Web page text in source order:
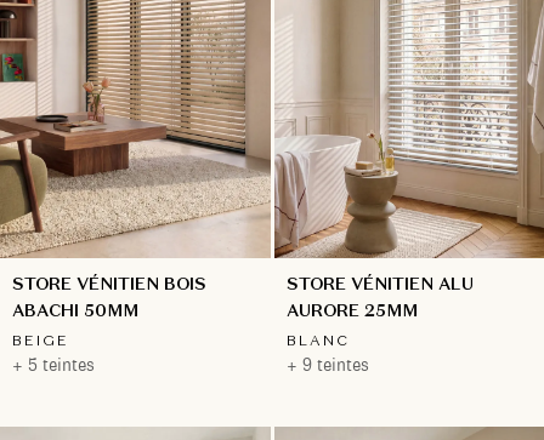
STORE VÉNITIEN BOIS
ABACHI 50MM
BEIGE
+ 5 teintes
STORE VÉNITIEN ALU
AURORE 25MM
BLANC
+ 9 teintes